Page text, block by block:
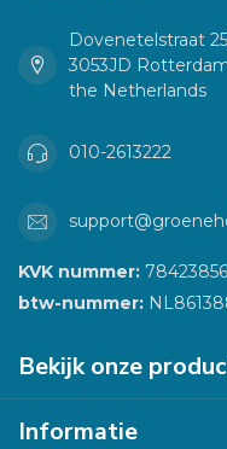
Dovenetelstraat
3053JD
the Netherlands
010-2613222
KVK nummer: 78423856
btw-nummer:
Bekijk onze
Informatie